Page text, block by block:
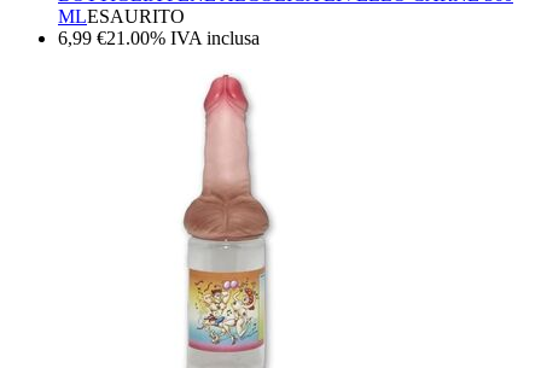
MLESAURITO
6,99 €21.00% IVA inclusa